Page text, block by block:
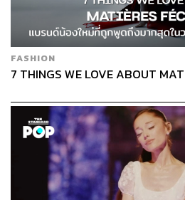
FASHION
7 THINGS WE LOVE ABOUT